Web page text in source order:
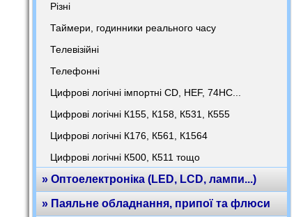
Різні
Таймери, годинники реального часу
Телевізійні
Телефонні
Цифрові логічні імпортні CD, HEF, 74HC...
Цифрові логічні К155, К158, К531, К555
Цифрові логічні К176, К561, К1564
Цифрові логічні К500, К511 тощо
» Оптоелектроніка (LED, LCD, лампи...)
» Паяльне обладнання, припої та флюси